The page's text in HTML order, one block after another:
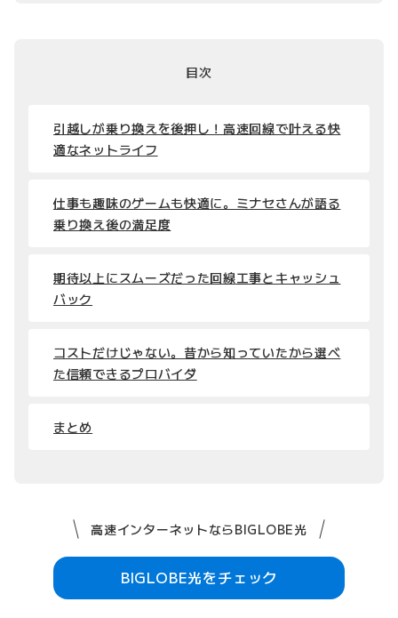
目次
引越しが乗り換えを後押し！高速回線で叶える快
適なネットライフ
仕事も趣味のゲームも快適に。ミナセさんが語る
乗り換え後の満足度
期待以上にスムーズだった回線工事とキャッシュ
バック
コストだけじゃない。昔から知っていたから選べ
た信頼できるプロバイダ
まとめ
高速インターネットならBIGLOBE光
BIGLOBE光をチェック